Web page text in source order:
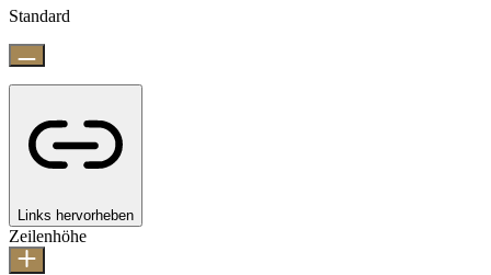
Standard
Links hervorheben
Zeilenhöhe